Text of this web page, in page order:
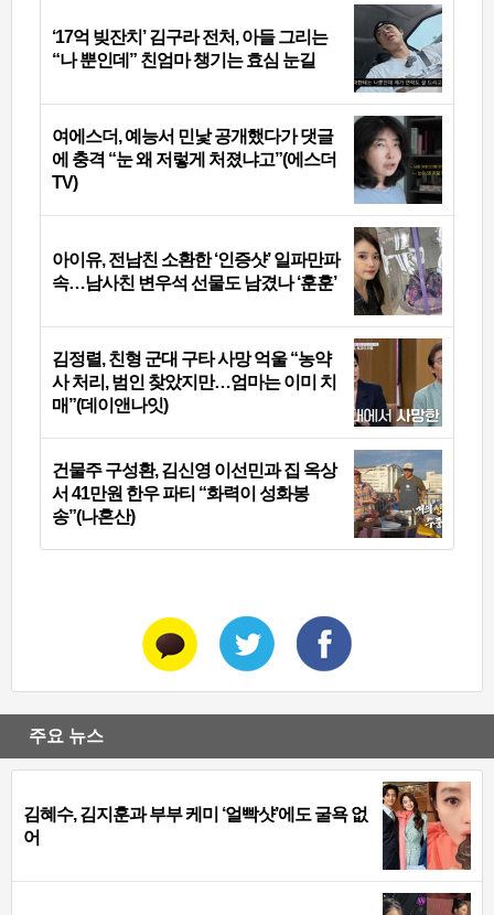
‘17억 빚잔치’ 김구라 전처, 아들 그리는
“나 뿐인데” 친엄마 챙기는 효심 눈길
여에스더, 예능서 민낯 공개했다가 댓글
에 충격 “눈 왜 저렇게 처졌냐고”(에스더
TV)
아이유, 전남친 소환한 ‘인증샷’ 일파만파
속…남사친 변우석 선물도 남겼나 ‘훈훈’
김정렬, 친형 군대 구타 사망 억울 “농약
사 처리, 범인 찾았지만…엄마는 이미 치
매”(데이앤나잇)
건물주 구성환, 김신영 이선민과 집 옥상
서 41만원 한우 파티 “화력이 성화봉
송”(나혼산)
주요 뉴스
김혜수, 김지훈과 부부 케미 ‘얼빡샷’에도 굴욕 없
어